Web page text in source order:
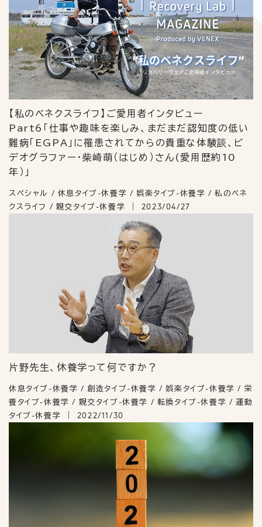
【私のベネクスライフ】ご愛用者インタビュー
Part6「仕事や趣味を楽しみ、まだまだ認知度の低い
難病「EGPA」に罹患されてからの貴重な体験談、ビ
デオグラファー・柴崎萌（はじめ）さん(愛用歴約10
年）」
スペシャル / 休息タイプ-休養学 / 娯楽タイプ-休養学 / 私のベネ
クスライフ / 親交タイプ-休養学
2023/04/27
片野先生、休養学って何ですか？
休息タイプ-休養学 / 創造タイプ-休養学 / 娯楽タイプ-休養学 / 栄
養タイプ-休養学 / 親交タイプ-休養学 / 転換タイプ-休養学 / 運動
タイプ-休養学
2022/11/30